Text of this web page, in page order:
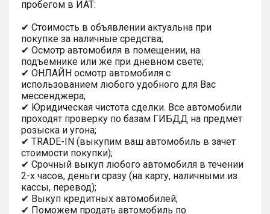
пробегом в ИАТ:
✔ Стоимость в объявлении актуальна при
покупке за наличные средства;
✔ Осмотр автомобиля в помещении, на
подъемнике или же при дневном свете;
✔ ОНЛАЙН осмотр автомобиля с
использованием любого удобного для Вас
мессенджера;
✔ Юридическая чистота сделки. Все автомобили
проходят проверку по базам ГИБДД на предмет
розыска и угона;
✔ TRADE-IN (выкупим ваш автомобиль в зачет
стоимости покупки);
✔ Срочный выкуп любого автомобиля в течении
2-х часов, деньги сразу (на карту, наличными из
кассы, перевод);
✔ Выкуп кредитных автомобилей;
✔ Поможем продать автомобиль по